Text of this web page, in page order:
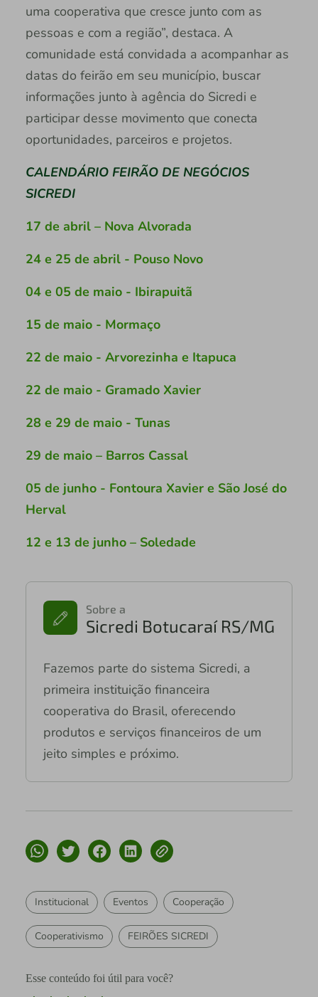
uma cooperativa que cresce junto com as
pessoas e com a região”, destaca. A
comunidade está convidada a acompanhar as
datas do feirão em seu município, buscar
informações junto à agência do Sicredi e
participar desse movimento que conecta
oportunidades, parceiros e projetos.
CALENDÁRIO FEIRÃO DE NEGÓCIOS
SICREDI
17 de abril – Nova Alvorada
24 e 25 de abril - Pouso Novo
04 e 05 de maio - Ibirapuitã
15 de maio - Mormaço
22 de maio - Arvorezinha e Itapuca
22 de maio - Gramado Xavier
28 e 29 de maio - Tunas
29 de maio – Barros Cassal
05 de junho - Fontoura Xavier e São José do
Herval
12 e 13 de junho – Soledade
Sobre a
Sicredi Botucaraí RS/MG
Fazemos parte do sistema Sicredi, a
primeira instituição financeira
cooperativa do Brasil, oferecendo
produtos e serviços financeiros de um
jeito simples e próximo.
Institucional Eventos Cooperação
Cooperativismo FEIRÕES SICREDI
Esse conteúdo foi útil para você?